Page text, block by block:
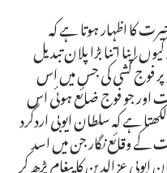
کا اظہار ہوتا ہے کہ
اپنا اتنا بڑا پلان تبدیل
پر فوج کشی کی جس میں اس
جو فوج ضائع ہوئی اس
ہے کہ سلطان ایوبی اردگرد
کے وقائع نگار جن میں اسد
عزالدین کا پیغام پڑھ کر